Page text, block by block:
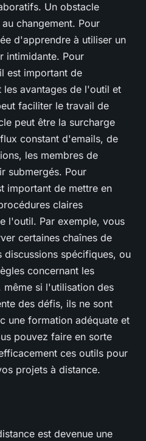
Un obstacle
changement. Pour
d'apprendre à utiliser un
intimidante. Pour
est important de
avantages de l'outil et
faciliter le travail de
peut être la surcharge
constant d'emails, de
les membres de
submergés. Pour
important de mettre en
claires
l'outil. Par exemple, vous
certaines chaînes de
spécifiques, ou
concernant les
même si l'utilisation des
des défis, ils ne sont
une formation adéquate et
pouvez faire en sorte
ces outils pour
projets à distance.
est devenue une